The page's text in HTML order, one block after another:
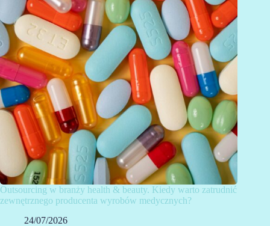
Outsourcing w branży health & beauty. Kiedy warto zatrudnić
zewnętrznego producenta wyrobów medycznych?
24/07/2026